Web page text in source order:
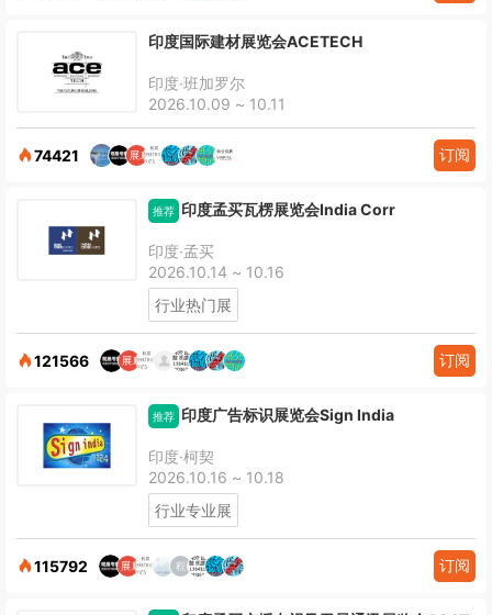
印度国际建材展览会ACETECH
印度·班加罗尔
2026.10.09 ~ 10.11
74421 订阅
推荐 印度孟买瓦楞展览会India Corr
印度·孟买
2026.10.14 ~ 10.16
行业热门展
121566 订阅
推荐 印度广告标识展览会Sign India
印度·柯契
2026.10.16 ~ 10.18
行业专业展
115792 订阅